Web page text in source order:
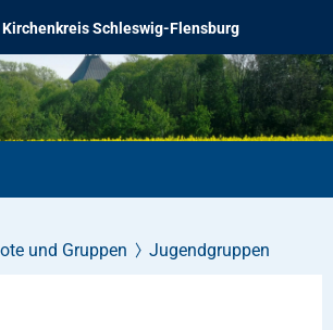
Kirchenkreis Schleswig-Flensburg
und Gruppen Jugendgruppen